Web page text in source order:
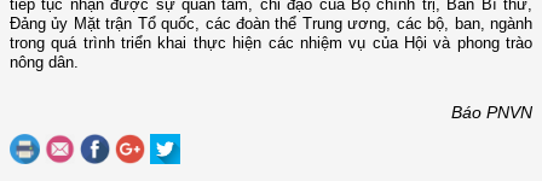
tiếp tục nhận được sự quan tâm, chỉ đạo của Bộ chính trị, Ban Bí thư,
Đảng ủy Mặt trận Tổ quốc, các đoàn thể Trung ương, các bộ, ban, ngành
trong quá trình triển khai thực hiện các nhiệm vụ của Hội và phong trào
nông dân.
Báo PNVN